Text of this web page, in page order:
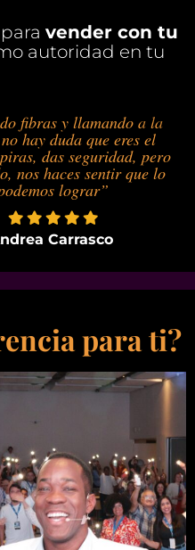
vender con tu
autoridad en tu
fibras y llamando a la
hay duda que eres el
das seguridad, pero
nos haces sentir que lo
lograr”
Carrasco
para ti?